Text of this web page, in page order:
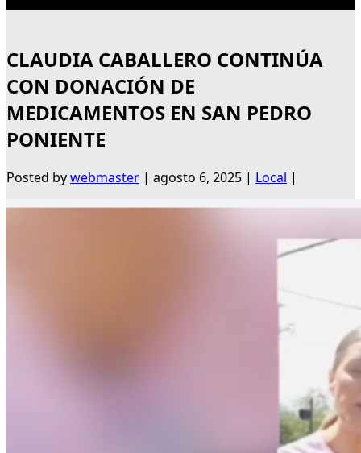
CLAUDIA CABALLERO CONTINÚA
CON DONACIÓN DE
MEDICAMENTOS EN SAN PEDRO
PONIENTE
Posted bywebmaster | agosto 6, 2025 | Local |